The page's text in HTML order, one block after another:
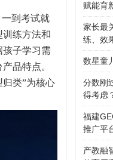
到考试就
练方法和
子学习需
品特点。
类”为核心
赋能育
家长最
练、效
数星童
分数刚
得考虑
福建
推广平
产教融